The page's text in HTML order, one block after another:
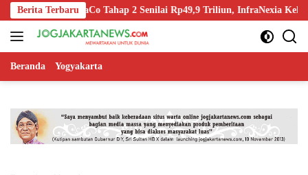
Langsung
ke
konten
Berita Terbaru
InfraCo Tahap 2 Senilai Rp49,9 Triliun, InfraNexia Kelola 112.000
Beranda Yogyakarta